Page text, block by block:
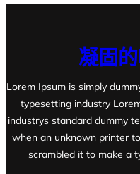
凝固
Lorem Ipsum is simply
typesetting industry
industrys standard dummy
when an unknown printer
scrambled it to make a